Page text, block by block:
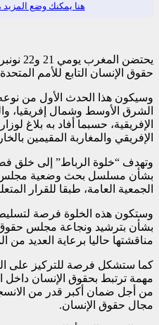
هنا يمكنك وضع المزيد
يحتضن
حقوق الإنسان التابع للأمم
وسيكون هذا الحدث الأول من نوعه
الشرق الأوسط وشمال إفريقيا،
الإفريقية، حسبما أفاد به بلاغ
الإفريقي والمغاربة المقيمين
وتهدف “خلوة الرباط” إلى خلق
بشأن مسلسل بحث وضعية
الجمعية العامة، طبقا للقرار
وستكون هذه الخلوة فرصة
بشأن بترشيد ونجاعة مجلس حقوق
مناقشتها حاليا برعاية العديد من
كما ستشكل فرصة للتركيز على
مهمة ترتبط بحقوق الإنسان داخل
من أجل ضمان أكبر قدر من
مجال حقوق الإنسان.